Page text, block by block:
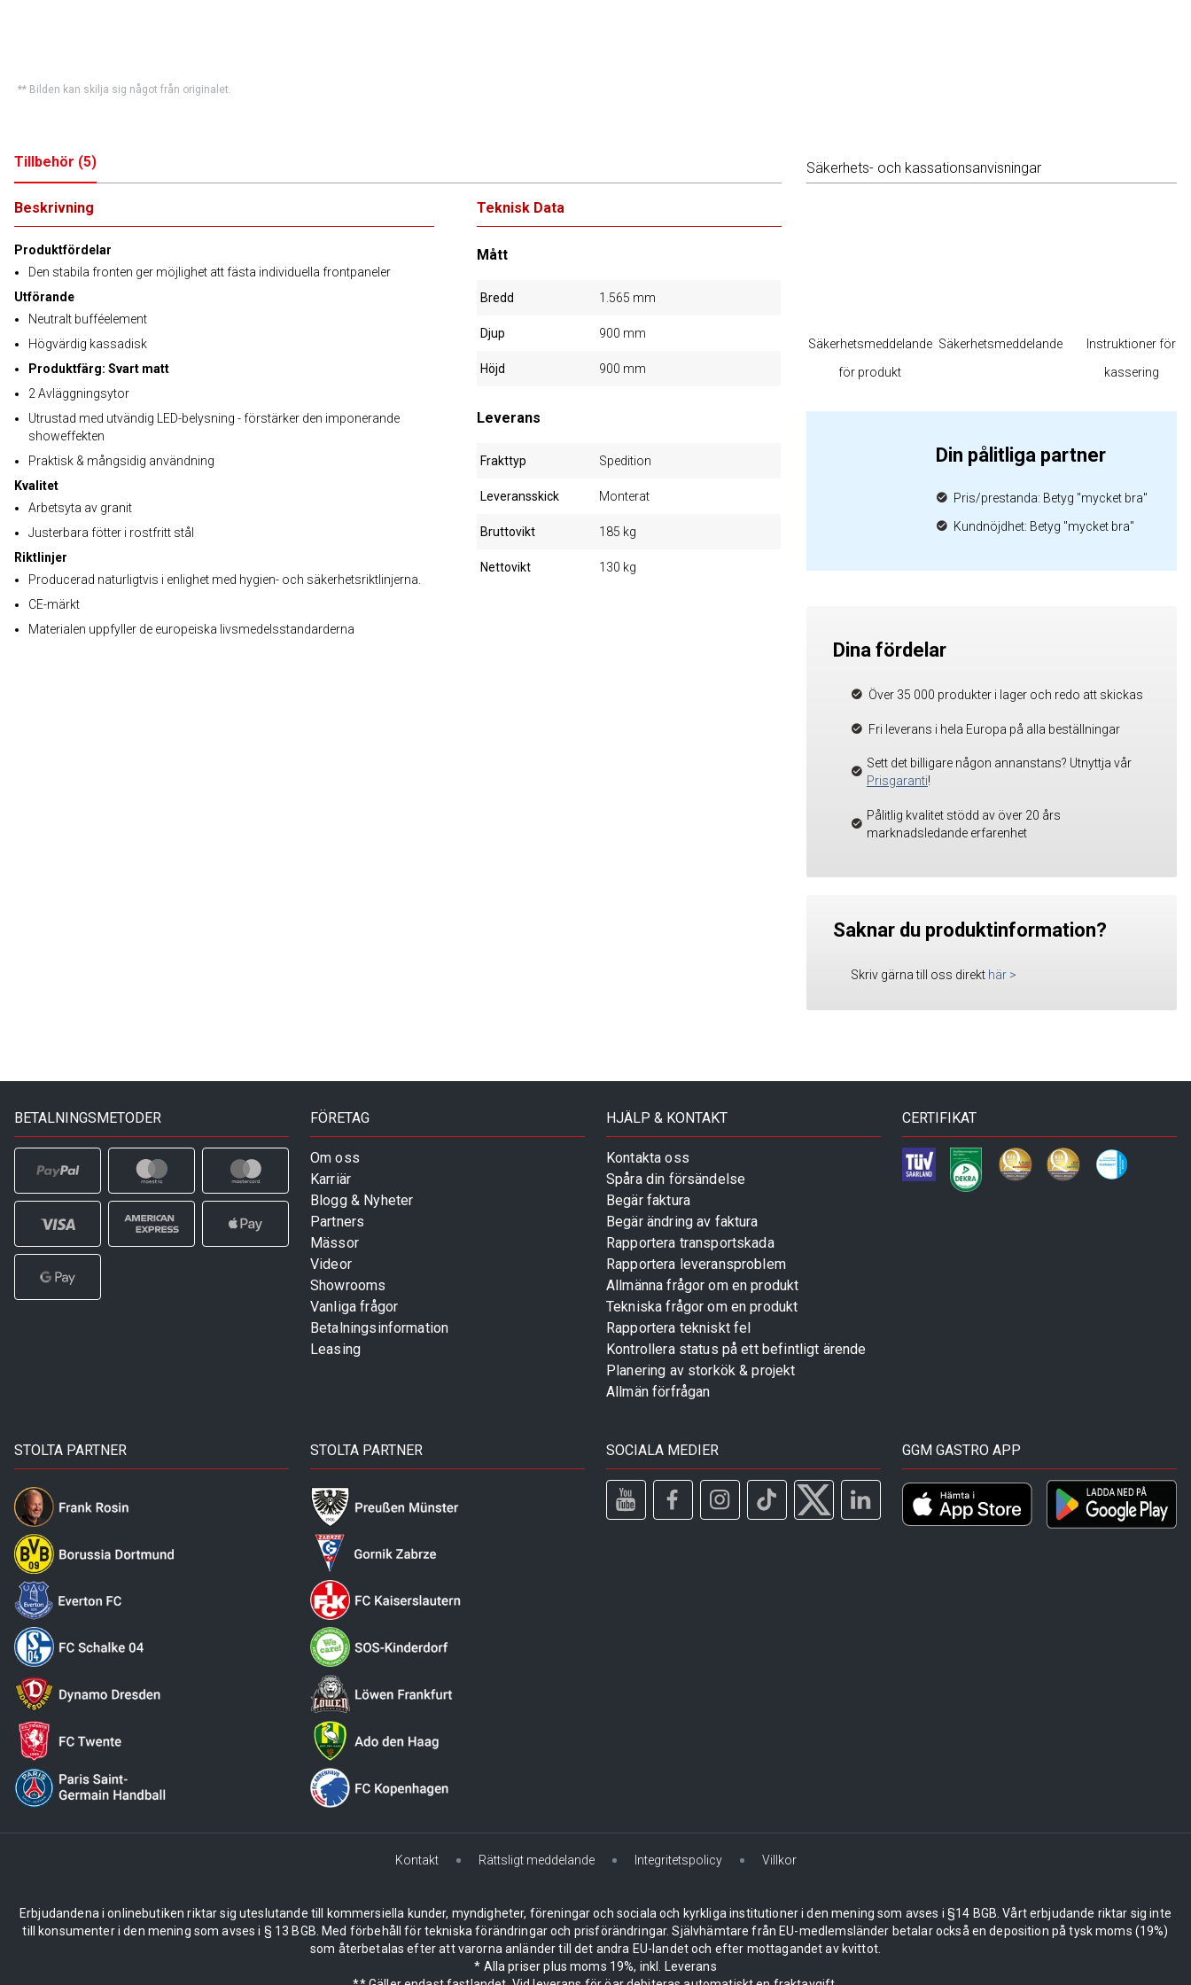
** Bilden kan skilja sig något från originalet.
Tillbehör (5)
Beskrivning
Produktfördelar
Den stabila fronten ger möjlighet att fästa individuella frontpaneler
Utförande
Neutralt bufféelement
Högvärdig kassadisk
Produktfärg: Svart matt
2 Avläggningsytor
Utrustad med utvändig LED-belysning - förstärker den imponerande
showeffekten
Praktisk & mångsidig användning
Kvalitet
Arbetsyta av granit
Justerbara fötter i rostfritt stål
Riktlinjer
Producerad naturligtvis i enlighet med hygien- och säkerhetsriktlinjerna.
CE-märkt
Materialen uppfyller de europeiska livsmedelsstandarderna
Teknisk Data
Mått
Bredd 1.565 mm
Djup 900 mm
Höjd 900 mm
Leverans
Frakttyp Spedition
Leveransskick Monterat
Bruttovikt 185 kg
Nettovikt 130 kg
Säkerhets- och kassationsanvisningar
Säkerhetsmeddelande
för produkt
Säkerhetsmeddelande
Instruktioner för
kassering
Din pålitliga partner
Pris/prestanda: Betyg "mycket bra"
Kundnöjdhet: Betyg "mycket bra"
Dina fördelar
Över 35 000 produkter i lager och redo att skickas
Fri leverans i hela Europa på alla beställningar
Sett det billigare någon annanstans? Utnyttja vår
Prisgaranti!
Pålitlig kvalitet stödd av över 20 års
marknadsledande erfarenhet
Saknar du produktinformation?
Skriv gärna till oss direkt här >
BETALNINGSMETODER FÖRETAG
Om oss
Karriär
Blogg & Nyheter
Partners
Mässor
Videor
Showrooms
Vanliga frågor
Betalningsinformation
Leasing
HJÄLP & KONTAKT
Kontakta oss
Spåra din försändelse
Begär faktura
Begär ändring av faktura
Rapportera transportskada
Rapportera leveransproblem
Allmänna frågor om en produkt
Tekniska frågor om en produkt
Rapportera tekniskt fel
Kontrollera status på ett befintligt ärende
Planering av storkök & projekt
Allmän förfrågan
CERTIFIKAT
STOLTA PARTNER STOLTA PARTNER SOCIALA MEDIER GGM GASTRO APP
Kontakt Rättsligt meddelande Integritetspolicy Villkor
Erbjudandena i onlinebutiken riktar sig uteslutande till kommersiella kunder, myndigheter, föreningar och sociala och kyrkliga institutioner i den mening som avses i §14 BGB. Vårt erbjudande riktar sig inte
till konsumenter i den mening som avses i § 13 BGB. Med förbehåll för tekniska förändringar och prisförändringar. Självhämtare från EU-medlemsländer betalar också en deposition på tysk moms (19%)
som återbetalas efter att varorna anländer till det andra EU-landet och efter mottagandet av kvittot.
* Alla priser plus moms 19%, inkl. Leverans